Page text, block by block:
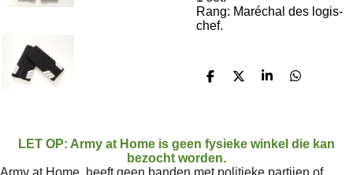
Rang: Maréchal des logis-
chef.
D
D
S
D
LET OP: Army at Home is geen fysieke winkel die kan
bezocht worden.
Army at Home, heeft geen banden met politieke partijen of